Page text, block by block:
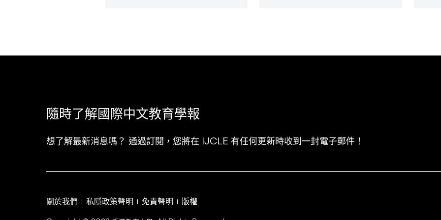
隨時了解國際中文教育學報
想了解最新消息嗎？ 通過訂閱，您將在 IJCLE 有任何更新時收到一封電子郵件！
關於我們 私隱政策聲明 免責聲明 版權